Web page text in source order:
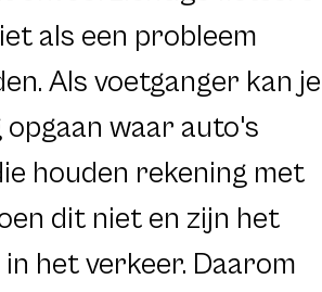
als een probleem
Als voetganger kan je
opgaan waar auto's
houden rekening met
dit niet en zijn het
het verkeer. Daarom